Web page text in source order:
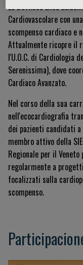
La Dott.ssa Elisa
Cardiovascolare con
scompenso cardiaco e
Attualmente ricopre il
l'U.O.C. di Cardiologia
Serenissima), dove
Cardiaco Avanzato.
Nel corso della sua
nell'ecocardiografia
dei pazienti candidati a
membro attivo della
Regionale per il
regolarmente a
focalizzati sulla
scompenso.